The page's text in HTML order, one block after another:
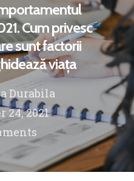
Cum privesc
sunt factorii
viața
Durabila
24, 2021